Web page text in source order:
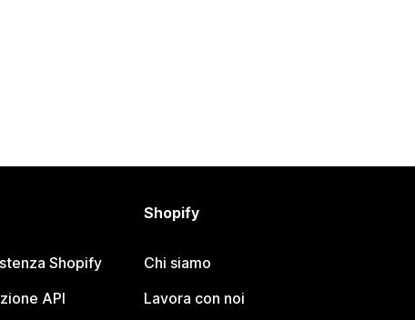
Shopify
API
Shopify
Chi siamo
Lavora con noi